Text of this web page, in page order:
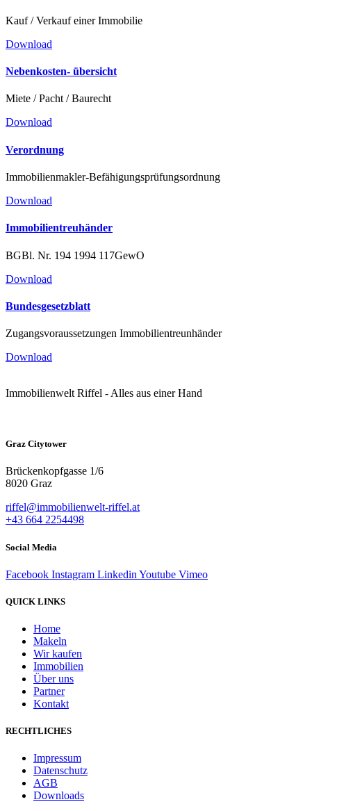
Kauf / Verkauf einer Immobilie
Download
Neben­kosten- übersicht
Miete / Pacht / Baurecht
Download
Verordnung
Immobi­li­en­makler-Befähi­gungs­prü­fungs­ordnung
Download
Immobilien­treu­händer
BGBl. Nr. 194 1994 117GewO
Download
Bundes­ge­setz­blatt
Zugangs­vor­aus­set­zungen Immobilientreunhänder
Download
Immobilienwelt Riffel - Alles aus einer Hand
Graz Citytower
Brückenkopfgasse 1/6
8020 Graz
riffel@immobilienwelt-riffel.at
+43 664 2254498
Social Media
Facebook Instagram Linkedin Youtube Vimeo
QUICK LINKS
Home
Makeln
Wir kaufen
Immobilien
Über uns
Partner
Kontakt
RECHTLICHES
Impressum
Datenschutz
AGB
Downloads